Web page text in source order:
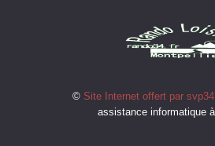
© Site Internet offert par
assistance informatique